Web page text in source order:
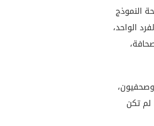
النموذج
الواحد،
لم تكن